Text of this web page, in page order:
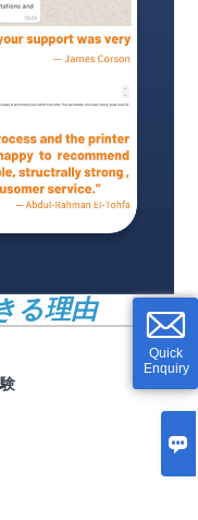

Quick
Enquiry
る理由